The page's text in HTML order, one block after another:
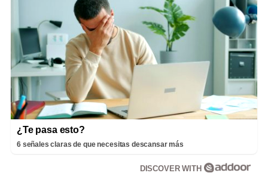
¿Te pasa esto?
6 señales claras de que necesitas descansar más
DISCOVER WITH